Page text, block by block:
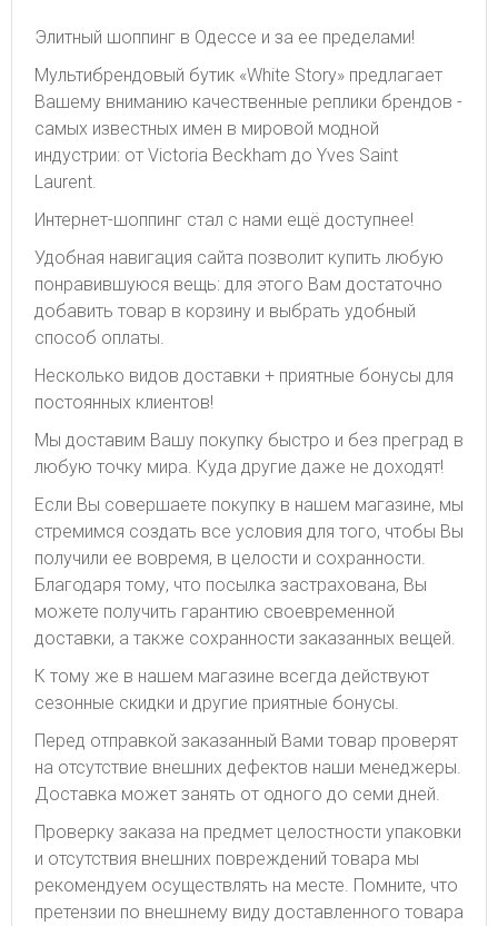
Элитный шоппинг в Одессе и за ее пределами!
Мультибрендовый бутик «White Story» предлагает
Вашему вниманию качественные реплики брендов -
самых известных имен в мировой модной
индустрии: от Victoria Beckham до Yves Saint
Laurent.
Интернет-шоппинг стал с нами ещё доступнее!
Удобная навигация сайта позволит купить любую
понравившуюся вещь: для этого Вам достаточно
добавить товар в корзину и выбрать удобный
способ оплаты.
Несколько видов доставки + приятные бонусы для
постоянных клиентов!
Мы доставим Вашу покупку быстро и без преград в
любую точку мира. Куда другие даже не доходят!
Если Вы совершаете покупку в нашем магазине, мы
стремимся создать все условия для того, чтобы Вы
получили ее вовремя, в целости и сохранности.
Благодаря тому, что посылка застрахована, Вы
можете получить гарантию своевременной
доставки, а также сохранности заказанных вещей.
К тому же в нашем магазине всегда действуют
сезонные скидки и другие приятные бонусы.
Перед отправкой заказанный Вами товар проверят
на отсутствие внешних дефектов наши менеджеры.
Доставка может занять от одного до семи дней.
Проверку заказа на предмет целостности упаковки
и отсутствия внешних повреждений товара мы
рекомендуем осуществлять на месте. Помните, что
претензии по внешнему виду доставленного товара